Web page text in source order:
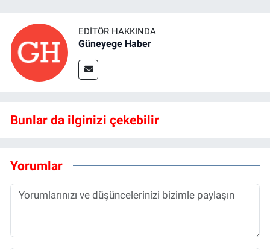
EDITÖR HAKKINDA
Güneyege Haber
Bunlar da ilginizi çekebilir
Yorumlar